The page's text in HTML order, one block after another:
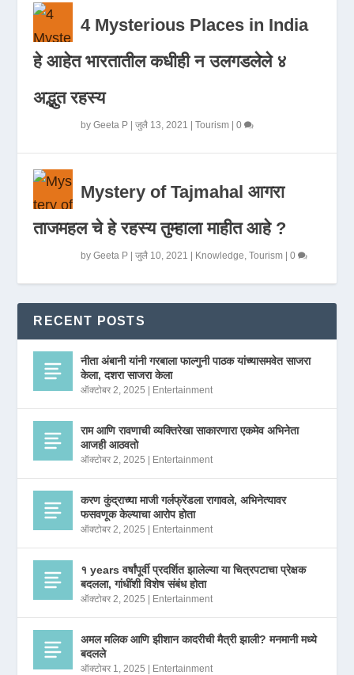
4 Mysterious Places in India
हे आहेत भारतातील कधीही न उलगडलेले ४
अद्भुत रहस्य
byGeeta P |जुलै 13, 2021 |Tourism |0
Mystery of Tajmahal आगरा
ताजमहल चे हे रहस्य तुम्हाला माहीत आहे ?
byGeeta P |जुलै 10, 2021 | Knowledge ,Tourism |0
RECENT POSTS
नीता अंबानी यांनी गरबाला फाल्गुनी पाठक यांच्यासमवेत साजरा
केला, दशरा साजरा केला
ऑक्टोबर 2, 2025 | Entertainment
राम आणि रावणाची व्यक्तिरेखा साकारणारा एकमेव अभिनेता
आजही आठवतो
ऑक्टोबर 2, 2025 | Entertainment
करण कुंद्राच्या माजी गर्लफ्रेंडला रागावले, अभिनेत्यावर
फसवणूक केल्याचा आरोप होता
ऑक्टोबर 2, 2025 | Entertainment
१ years वर्षांपूर्वी प्रदर्शित झालेल्या या चित्रपटाचा प्रेक्षक
बदलला, गांधींशी विशेष संबंध होता
ऑक्टोबर 2, 2025 | Entertainment
अमल मलिक आणि झीशान कादरीची मैत्री झाली? मनमानी मध्ये
बदलले
ऑक्टोबर 1, 2025 | Entertainment